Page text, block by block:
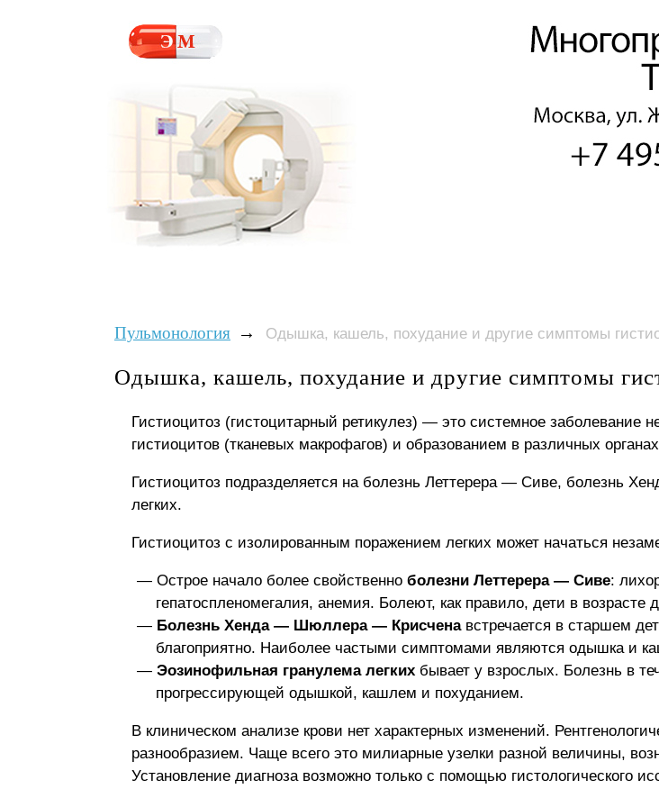
Пульмонология → Одышка, кашель, похудание и другие симптомы
Одышка, кашель, похудание и другие симптомы
Гистиоцитоз (гистоцитарный ретикулез) — это системное заболевание
гистиоцитов (тканевых макрофагов) и образованием в различных
Гистиоцитоз подразделяется на болезнь Леттерера — Сиве, болезнь
легких.
Гистиоцитоз с изолированным поражением легких может начаться
Острое начало более свойственно болезни Леттерера — Сиве:
гепатоспленомегалия, анемия. Болеют, как правило, дети в возрасте
Болезнь Хенда — Шюллера — Крисченавстречается в старшем
благоприятно. Наиболее частыми симптомами являются одышка и
Эозинофильная гранулема легкихбывает у взрослых. Болезнь в
прогрессирующей одышкой, кашлем и похуданием.
В клиническом анализе крови нет характерных изменений.
разнообразием. Чаще всего это милиарные узелки разной величины,
Установление диагноза возможно только с помощью гистологического